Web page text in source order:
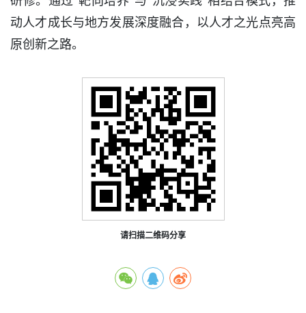
动人才成长与地方发展深度融合，以人才之光点亮高
原创新之路。
请扫描二维码分享